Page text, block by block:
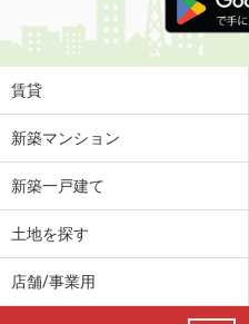
賃貸
新築マンション
新築一戸建て
土地を探す
店舗/事業用